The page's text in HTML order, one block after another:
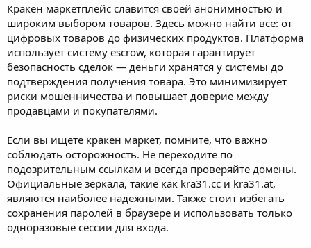
Кракен маркетплейс славится своей анонимностью и
широким выбором товаров. Здесь можно найти все: от
цифровых товаров до физических продуктов. Платформа
использует систему escrow, которая гарантирует
безопасность сделок — деньги хранятся у системы до
подтверждения получения товара. Это минимизирует
риски мошенничества и повышает доверие между
продавцами и покупателями.
Если вы ищете кракен маркет, помните, что важно
соблюдать осторожность. Не переходите по
подозрительным ссылкам и всегда проверяйте домены.
Официальные зеркала, такие как kra31.cc и kra31.at,
являются наиболее надежными. Также стоит избегать
сохранения паролей в браузере и использовать только
одноразовые сессии для входа.